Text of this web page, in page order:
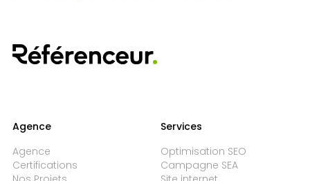
Agence
Agence
Certifications
Services
Optimisation SEO
Campagne SEA